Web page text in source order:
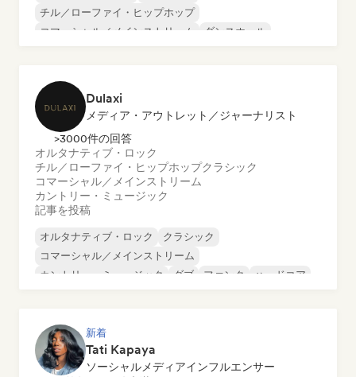
チル／ローファイ・ヒップホップ
コマーシャル／メインストリーム
ダンスホール
Dulaxi
メディア・アウトレット／ジャーナリスト
>3000件の回答
オルタナティブ・ロック
チル／ローファイ・ヒップホップクラシック
コマーシャル／メインストリーム
カントリー・ミュージック
記事を投稿
オルタナティブ・ロック
クラシック
コマーシャル／メインストリーム
カントリー・ミュージック
ダブ ファンク
ハードコア
新着
Tati Kapaya
ソーシャルメディアインフルエンサー